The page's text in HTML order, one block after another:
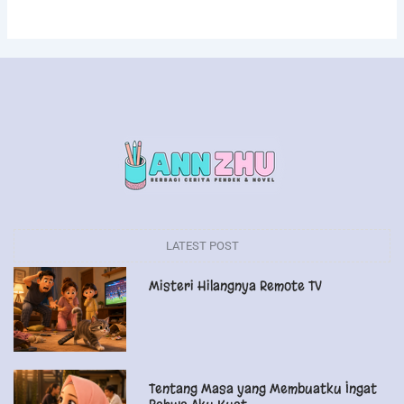
LATEST POST
Misteri Hilangnya Remote TV
Tentang Masa yang Membuatku Ingat